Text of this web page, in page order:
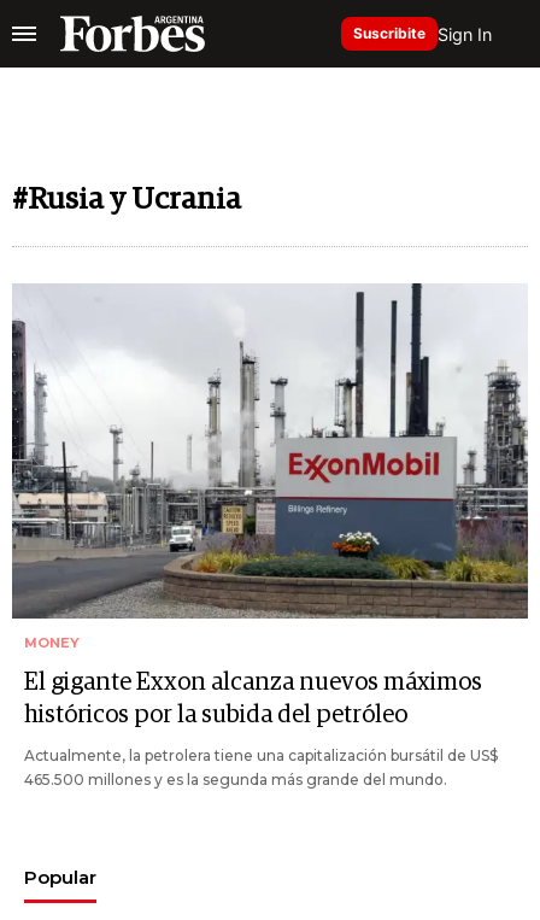
Suscribite Sign In
#Rusia y Ucrania
MONEY
El gigante Exxon alcanza nuevos máximos
históricos por la subida del petróleo
Actualmente, la petrolera tiene una capitalización bursátil de US$
465.500 millones y es la segunda más grande del mundo.
Popular